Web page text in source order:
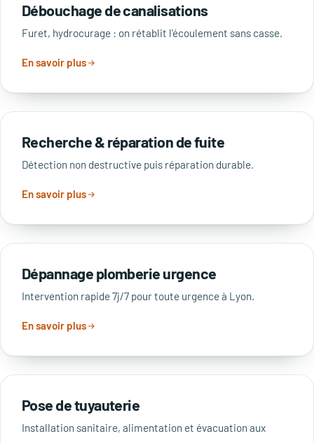
Débouchage de canalisations
Furet, hydrocurage : on rétablit l'écoulement sans casse.
En savoir plus
Recherche & réparation de fuite
Détection non destructive puis réparation durable.
En savoir plus
Dépannage plomberie urgence
Intervention rapide 7j/7 pour toute urgence à Lyon.
En savoir plus
Pose de tuyauterie
Installation sanitaire, alimentation et évacuation aux